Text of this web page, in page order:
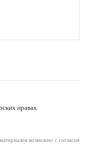
правах.
возможно с согласия